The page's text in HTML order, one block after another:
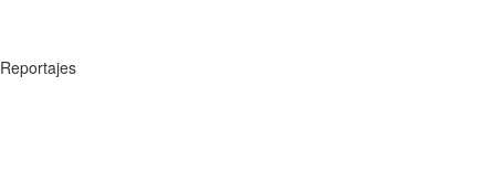
Reportajes